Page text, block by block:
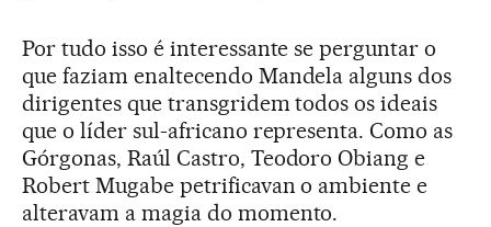
Por tudo isso é interessante se perguntar o
que faziam enaltecendo Mandela alguns dos
dirigentes que transgridem todos os ideais
que o líder sul-africano representa. Como as
Górgonas, Raúl Castro, Teodoro Obiang e
Robert Mugabe petrificavan o ambiente e
alteravam a magia do momento.